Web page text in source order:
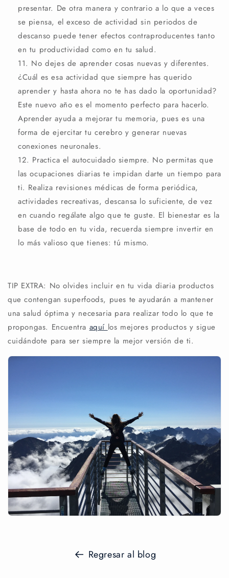
presentar. De otra manera y contrario a lo que a veces
se piensa, el exceso de actividad sin periodos de
descanso puede tener efectos contraproducentes tanto
en tu productividad como en tu salud.
No dejes de aprender cosas nuevas y diferentes.
¿Cuál es esa actividad que siempre has querido
aprender y hasta ahora no te has dado la oportunidad?
Este nuevo año es el momento perfecto para hacerlo.
Aprender ayuda a mejorar tu memoria, pues es una
forma de ejercitar tu cerebro y generar nuevas
conexiones neuronales.
Practica el autocuidado siempre. No permitas que
las ocupaciones diarias te impidan darte un tiempo para
ti. Realiza revisiones médicas de forma periódica,
actividades recreativas, descansa lo suficiente, de vez
en cuando regálate algo que te guste. El bienestar es la
base de todo en tu vida, recuerda siempre invertir en
lo más valioso que tienes: tú mismo.
TIP EXTRA: No olvides incluir en tu vida diaria productos
que contengan superfoods, pues te ayudarán a mantener
una salud óptima y necesaria para realizar todo lo que te
propongas. Encuentra aquí los mejores productos y sigue
cuidándote para ser siempre la mejor versión de ti.
Regresar al blog